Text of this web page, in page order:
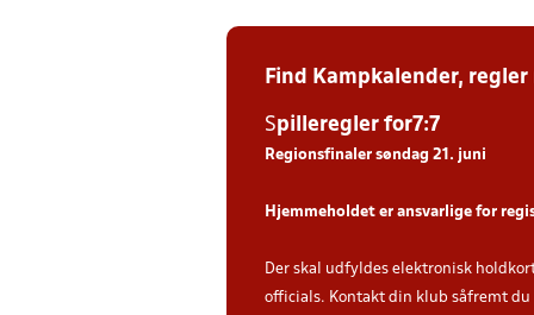
Find Kampkalender, regler
Spilleregler for7:7
Regionsfinaler søndag 21. juni
Hjemmeholdet er ansvarlige for
Der skal udfyldes elektronisk
officials. Kontakt din klub såfremt